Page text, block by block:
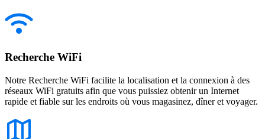
Recherche WiFi
Notre Recherche WiFi facilite la localisation et la connexion à des
réseaux WiFi gratuits afin que vous puissiez obtenir un Internet
rapide et fiable sur les endroits où vous magasinez, dîner et voyager.